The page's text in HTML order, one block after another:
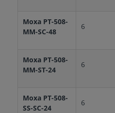
Moxa PT-508-
MM-SC-48
6
Moxa PT-508-
MM-ST-24
6
Moxa PT-508-
SS-SC-24
6